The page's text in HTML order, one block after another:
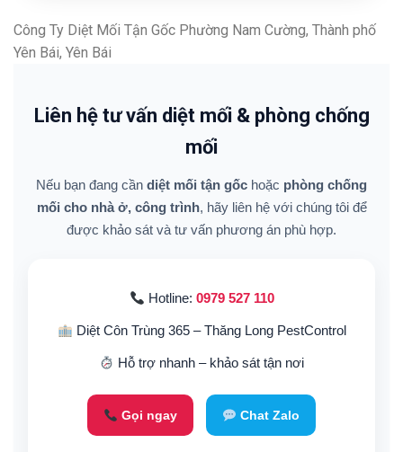
Công Ty Diệt Mối Tận Gốc Phường Nam Cường, Thành phố
Yên Bái, Yên Bái
Liên hệ tư vấn diệt mối & phòng chống
mối
Nếu bạn đang cần diệt mối tận gốc hoặc phòng chống
mối cho nhà ở, công trình, hãy liên hệ với chúng tôi để
được khảo sát và tư vấn phương án phù hợp.
Hotline: 0979 527 110
Diệt Côn Trùng 365 – Thăng Long PestControl
Hỗ trợ nhanh – khảo sát tận nơi
Gọi ngay Chat Zalo